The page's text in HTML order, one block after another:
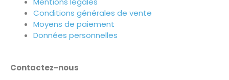
Conditions générales de vente
Moyens de paiement
Données personnelles
Contactez-nous